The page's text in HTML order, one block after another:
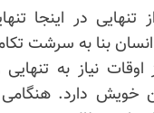
تنهایی در اینجا
بنا به سرشت
اوقات نیاز به
خویش دارد.